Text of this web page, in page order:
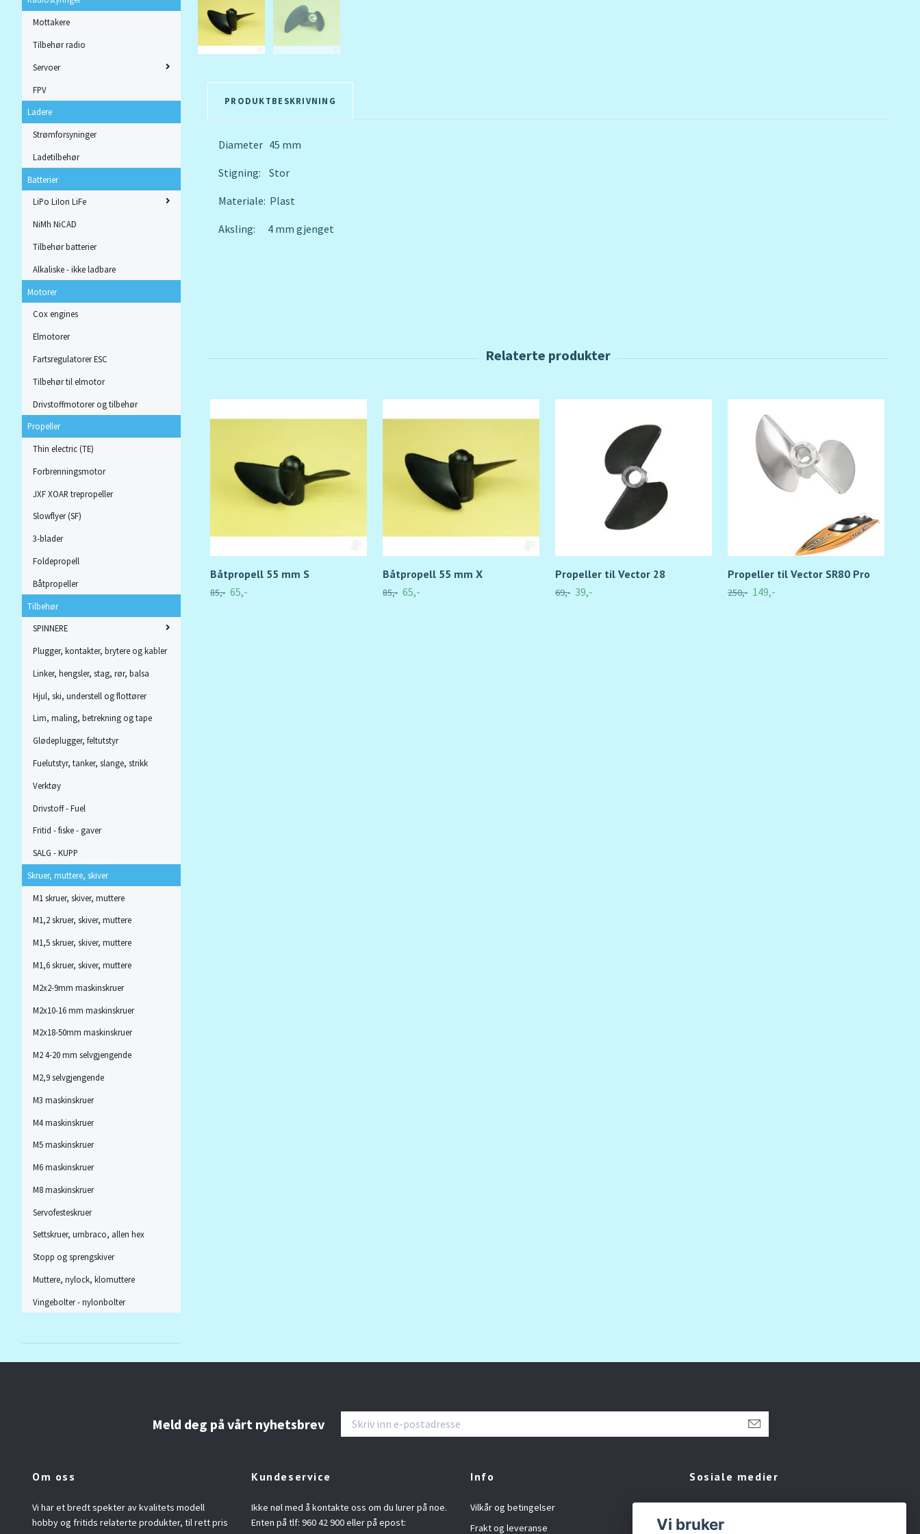
Mottakere
Tilbehør radio
Servoer
FPV
Ladere
Strømforsyninger
Ladetilbehør
Batterier
LiPo LiIon LiFe
NiMh NiCAD
Tilbehør batterier
Alkaliske - ikke ladbare
Motorer
Cox engines
Elmotorer
Fartsregulatorer ESC
Tilbehør til elmotor
Drivstoffmotorer og tilbehør
Propeller
Thin electric (TE)
Forbrenningsmotor
JXF XOAR trepropeller
Slowflyer (SF)
3-blader
Foldepropell
Båtpropeller
Tilbehør
SPINNERE
Plugger, kontakter, brytere og kabler
Linker, hengsler, stag, rør, balsa
Hjul, ski, understell og flottører
Lim, maling, betrekning og tape
Glødeplugger, feltutstyr
Fuelutstyr, tanker, slange, strikk
Verktøy
Drivstoff - Fuel
Fritid - fiske - gaver
SALG - KUPP
Skruer, muttere, skiver
M1 skruer, skiver, muttere
M1,2 skruer, skiver, muttere
M1,5 skruer, skiver, muttere
M1,6 skruer, skiver, muttere
M2x2-9mm maskinskruer
M2x10-16 mm maskinskruer
M2x18-50mm maskinskruer
M2 4-20 mm selvgjengende
M2,9 selvgjengende
M3 maskinskruer
M4 maskinskruer
M5 maskinskruer
M6 maskinskruer
M8 maskinskruer
Servofesteskruer
Settskruer, umbraco, allen hex
Stopp og sprengskiver
Muttere, nylock, klomuttere
Vingebolter - nylonbolter
PRODUKTBESKRIVNING
Diameter 45 mm
Stigning: Stor
Materiale: Plast
Aksling: 4 mm gjenget
Båtpropell 55 mm S
85,- 65,-
Båtpropell 55 mm X
85,- 65,-
Propeller til Vector 28
69,- 39,-
Propeller til Vector SR80 Pro
250,- 149,-
Meld deg på vårt nyhetsbrev
Om oss
Vi har et bredt spekter av kvalitets modell
hobby og fritids relaterte produkter, til rett pris
Kundeservice
Ikke nøl med å kontakte oss om du lurer på noe.
Enten på tlf: 960 42 900 eller på epost:
Info
Vilkår og betingelser
Frakt og leveranse
Sosiale medier
Vi bruker